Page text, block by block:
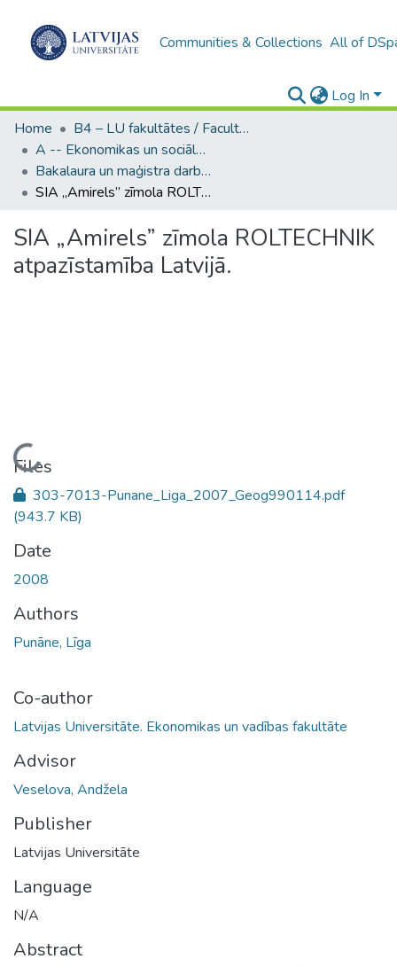
Communities & Collections All of
Log In
Home
B4 – LU fakultātes / Faculties of the UL
A -- Ekonomikas un sociālo zinātņu fakultāte / Faculty of Economics and Social Sciences
Bakalaura un maģistra darbi (ESZF) / Bachelor's and Master's theses
SIA „Amirels” zīmola ROLTECHNIK atpazīstamība Latvijā.
SIA „Amirels” zīmola ROLTECHNIK
atpazīstamība Latvijā.
Loading...
Files
303-7013-Punane_Liga_2007_Geog990114.pdf
(943.7 KB)
Date
2008
Authors
Punāne, Līga
Co-author
Latvijas Universitāte. Ekonomikas un vadības fakultāte
Advisor
Veselova, Andžela
Publisher
Latvijas Universitāte
Language
N/A
Abstract